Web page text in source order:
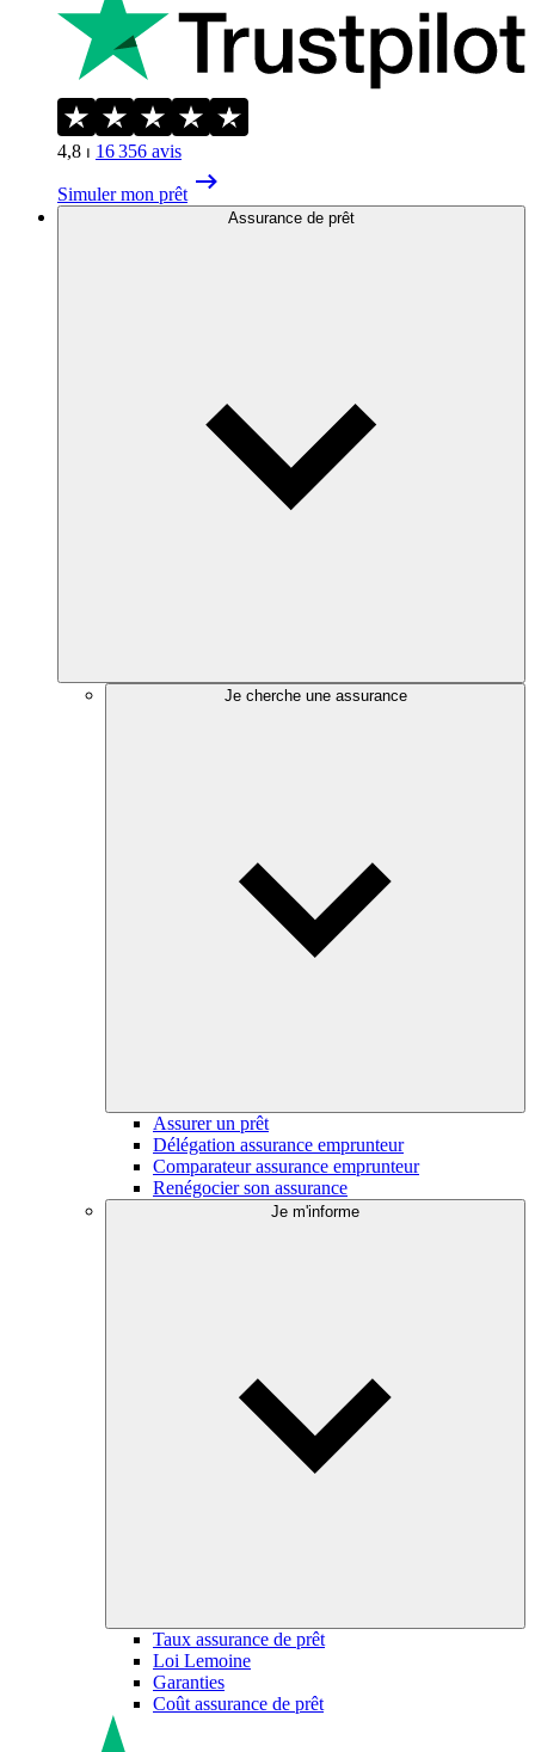
4,8 ⏐ 16 356 avis
Simuler mon prêt
Assurance de prêt
Je cherche une assurance
Assurer un prêt
Délégation assurance emprunteur
Comparateur assurance emprunteur
Renégocier son assurance
Je m'informe
Taux assurance de prêt
Loi Lemoine
Garanties
Coût assurance de prêt